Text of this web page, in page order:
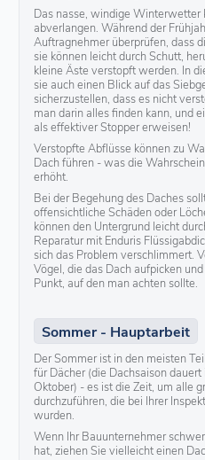
Das nasse, windige Winterwetter
abverlangen. Während der
Auftragnehmer überprüfen, dass
sie können leicht durch Schutt,
kleine Äste verstopft werden. In
sie auch einen Blick auf das
sicherzustellen, dass es nicht
man darin alles finden kann, und
als effektiver Stopper erweisen!
Verstopfte Abflüsse können zu
Dach führen - was die
erhöht.
Bei der Begehung des Daches
offensichtliche Schäden oder
können den Untergrund leicht
Reparatur mit Enduris
sich das Problem verschlimmert.
Vögel, die das Dach aufpicken
Punkt, auf den man achten sollte.
Sommer - Hauptarbeit
Der Sommer ist in den meisten
für Dächer (die Dachsaison
Oktober) - es ist die Zeit, um alle
durchzuführen, die bei Ihrer
wurden.
Wenn Ihr Bauunternehmer
hat, ziehen Sie vielleicht einen